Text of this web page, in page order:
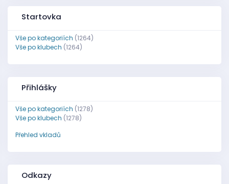
Startovka
Vše po kategoriích (1264)
Vše po klubech (1264)
Přihlášky
Vše po kategoriích (1278)
Vše po klubech (1278)
Přehled vkladů
Odkazy